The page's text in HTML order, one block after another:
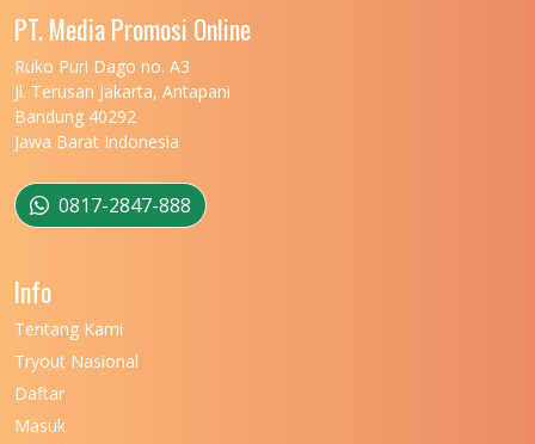
UNIVERSITAS MALIKUSSALEH
UNIVERSITAS MARITIM RAJA ALI HAJI
UNIVERSITAS MATARAM
UNIVERSITAS MULAWARMAN
UNIVERSITAS MUSAMUS
UNIVERSITAS NEGERI KHAIRUN
PT. Media Promosi Online
Ruko Puri Dago no. A3
Jl. Terusan Jakarta, Antapani
Bandung 40292
Jawa Barat Indonesia
0817-2847-888
Info
Tentang Kami
Tryout Nasional
Daftar
Masuk